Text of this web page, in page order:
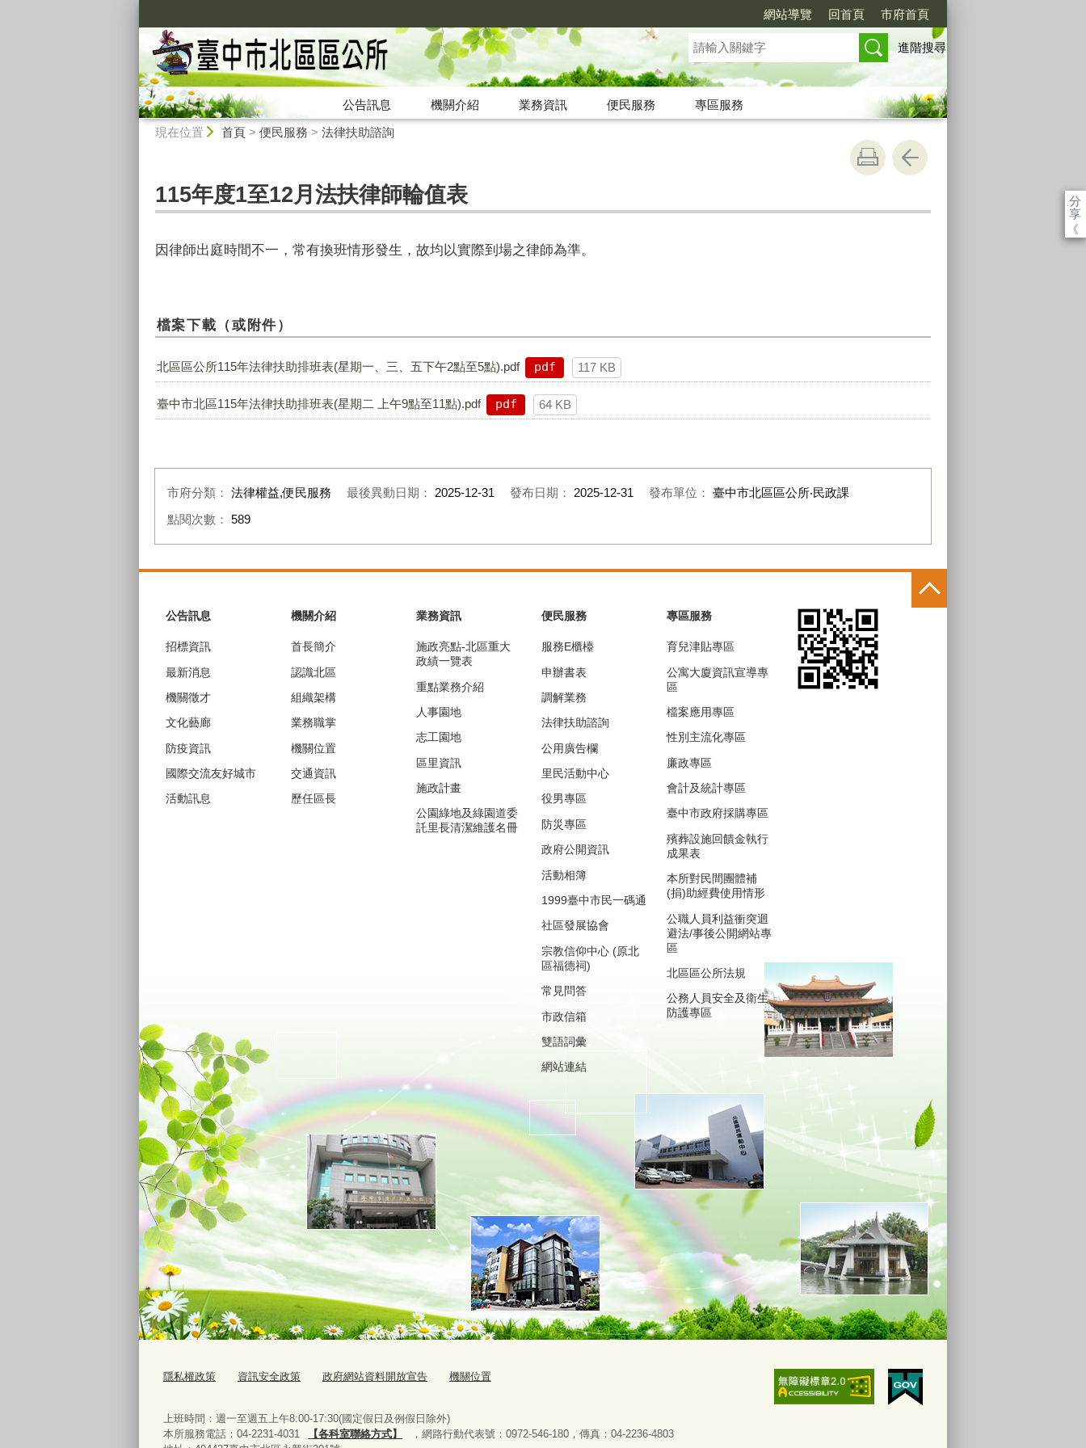
網站導覽 回首頁 市府首頁
進階搜尋
公告訊息 機關介紹 業務資訊 便民服務
專區服務
現在位置 首頁> 便民服務 > 法律扶助諮詢
分
享
《
115年度1至12月法扶律師輪值表
因律師出庭時間不一，常有換班情形發生，故均以實際到場之律師為準。
檔案下載（或附件）
北區區公所115年法律扶助排班表(星期一、三、五下午2點至5點).pdf pdf 117 KB
臺中市北區115年法律扶助排班表(星期二 上午9點至11點).pdf pdf 64 KB
市府分類： 法律權益,便民服務 最後異動日期： 2025-12-31 發布日期： 2025-12-31 發布單位： 臺中市北區區公所‧民政課
點閱次數： 589
公告訊息
招標資訊
最新消息
機關徵才
文化藝廊
防疫資訊
國際交流友好城市
活動訊息
機關介紹
首長簡介
認識北區
組織架構
業務職掌
機關位置
交通資訊
歷任區長
業務資訊
施政亮點-北區重大
政績一覽表
重點業務介紹
人事園地
志工園地
區里資訊
施政計畫
公園綠地及綠園道委
託里長清潔維護名冊
便民服務
服務E櫃檯
申辦書表
調解業務
法律扶助諮詢
公用廣告欄
里民活動中心
役男專區
防災專區
政府公開資訊
活動相簿
1999臺中市民一碼通
社區發展協會
宗教信仰中心 (原北
區福德祠)
常見問答
市政信箱
雙語詞彙
網站連結
專區服務
育兒津貼專區
公寓大廈資訊宣導專
區
檔案應用專區
性別主流化專區
廉政專區
會計及統計專區
臺中市政府採購專區
殯葬設施回饋金執行
成果表
本所對民間團體補
(捐)助經費使用情形
公職人員利益衝突迴
避法/事後公開網站專
區
北區區公所法規
公務人員安全及衛生
防護專區
隱私權政策 資訊安全政策 政府網站資料開放宣告 機關位置
上班時間：週一至週五上午8:00-17:30(國定假日及例假日除外)
本所服務電話：04-2231-4031
【各科室聯絡方式】 ，網路行動代表號：0972-546-180， 傳真：04-2236-4803